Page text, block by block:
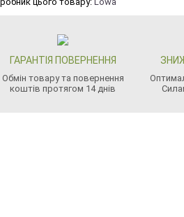
ГАРАНТІЯ ПОВЕРНЕННЯ
Обмін товару та повернення
коштів протягом 14 днів